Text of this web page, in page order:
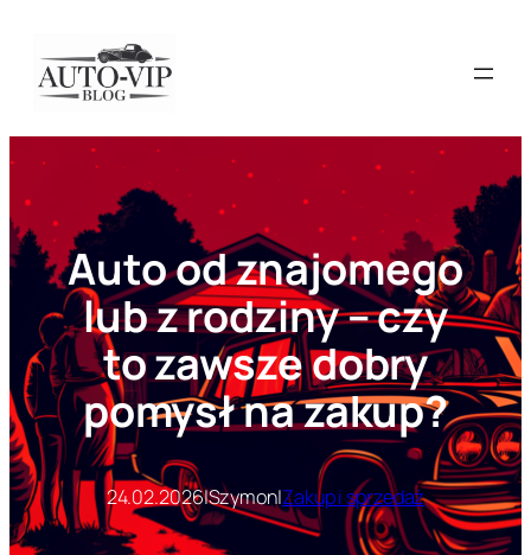
treści
Auto od znajomego
lub z rodziny – czy
to zawsze dobry
pomysł na zakup?
24.02.2026|Szymon|Zakup i sprzedaż